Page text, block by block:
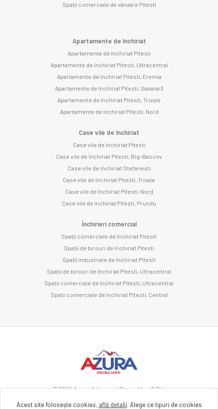
Spații comerciale de vânzare Pitesti
Apartamente de închiriat
Apartamente de închiriat Pitesti
Apartamente de închiriat Pitesti, Ultracentral
Apartamente de închiriat Pitesti, Eremia
Apartamente de închiriat Pitesti, Gavana 3
Apartamente de închiriat Pitesti, Trivale
Apartamente de închiriat Pitesti, Nord
Case vile de închiriat
Case vile de închiriat Pitesti
Case vile de închiriat Pitesti, Big-Bascov
Case vile de închiriat Stefanesti
Case vile de închiriat Pitesti, Trivale
Case vile de închiriat Pitesti, Nord
Case vile de închiriat Pitesti, Prundu
Închirieri comercial
Spații comerciale de închiriat Pitesti
Spații de birouri de închiriat Pitesti
Spații industriale de închiriat Pitesti
Spații de birouri de închiriat Pitesti, Ultracentral
Spații comerciale de închiriat Pitesti, Ultracentral
Spații comerciale de închiriat Pitesti, Central
©2026Azura Advanced Consulting S.R.L.
Acest site folosește cookies, află detalii. Alege ce tipuri de cookies